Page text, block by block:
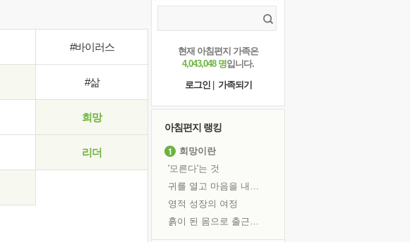
#바이러스
#삶
희망
리더
현재 아침편지 가족은
4,043,048 명입니다.
로그인
가족되기
아침편지 랭킹
희망이란
'모른다'는 것
귀를 열고 마음을 내어주고
영적 성장의 여정
흙이 된 몸으로 출근하는 여자